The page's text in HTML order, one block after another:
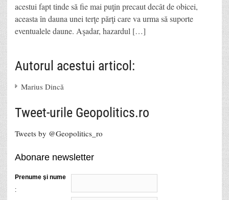
acestui fapt tinde să fie mai puţin precaut decât de obicei,
aceasta în dauna unei terţe părţi care va urma să suporte
eventualele daune. Aşadar, hazardul […]
Autorul acestui articol:
Marius Dincă
Tweet-urile Geopolitics.ro
Tweets by @Geopolitics_ro
Abonare newsletter
Prenume şi nume
: